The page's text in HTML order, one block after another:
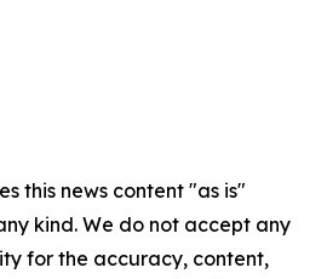
this news content "as is"
kind. We do not accept any
for the accuracy, content,